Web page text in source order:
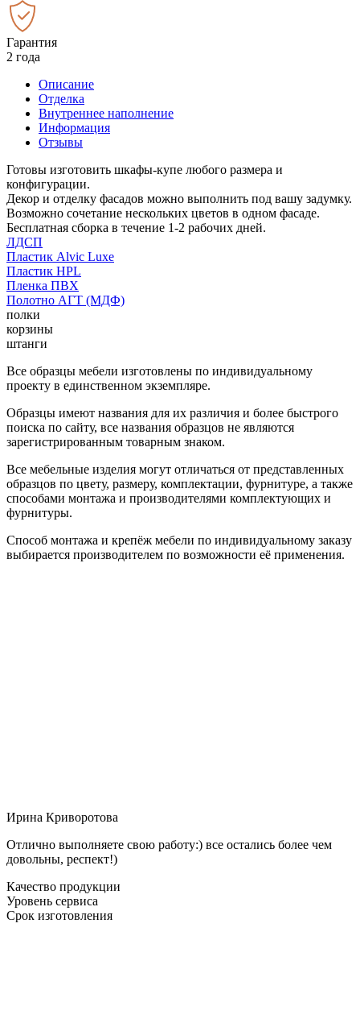
Гарантия
2 года
Описание
Отделка
Внутреннее наполнение
Информация
Отзывы
Готовы изготовить шкафы-купе любого размера и
конфигурации.
Декор и отделку фасадов можно выполнить под вашу задумку.
Возможно сочетание нескольких цветов в одном фасаде.
Бесплатная сборка в течение 1-2 рабочих дней.
ЛДСП
Пластик Alvic Luxe
Пластик HPL
Пленка ПВХ
Полотно АГТ (МДФ)
полки
корзины
штанги
Все образцы мебели изготовлены по индивидуальному
проекту в единственном экземпляре.
Образцы имеют названия для их различия и более быстрого
поиска по сайту, все названия образцов не являются
зарегистрированным товарным знаком.
Все мебельные изделия могут отличаться от представленных
образцов по цвету, размеру, комплектации, фурнитуре, а также
способами монтажа и производителями комплектующих и
фурнитуры.
Способ монтажа и крепёж мебели по индивидуальному заказу
выбирается производителем по возможности её применения.
Ирина Криворотова
Отлично выполняете свою работу:) все остались более чем
довольны, респект!)
Качество продукции
Уровень сервиса
Срок изготовления